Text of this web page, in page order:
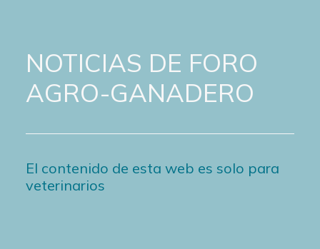
NOTICIAS DE FORO
AGRO-GANADERO
El contenido de esta web es solo para
veterinarios